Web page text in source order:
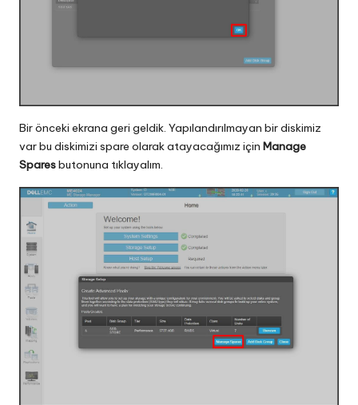
Bir önceki ekrana geri geldik. Yapılandırılmayan bir diskimiz
var bu diskimizi spare olarak atayacağımız için Manage
Sparesbutonuna tıklayalım.